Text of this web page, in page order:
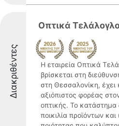
Διακριθέντες
Οπτικά
Η εταιρεία Οπτικά
βρίσκεται στη
στη Θεσσαλονίκη, έχει
αξιόπιστος φορέας
οπτικής. Το κατάστημα
ποικιλία προϊόντων